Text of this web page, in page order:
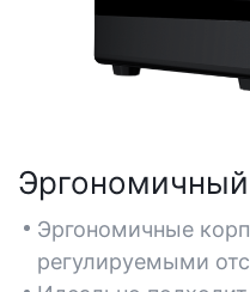
Эргономичный
Эргономичные
регулируемыми